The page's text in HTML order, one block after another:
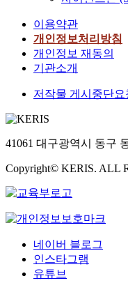
이용약관
개인정보처리방침
개인정보 재동의
기관소개
저작물 게시중단요
41061 대구광역시 동구
Copyright© KERIS. ALL
네이버 블로그
인스타그램
유튜브